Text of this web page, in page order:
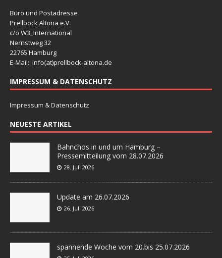
Büro und Postadresse
Prellbock Altona e.V.
c/o W3_International
Nernstweg 32
22765 Hamburg
E-Mail: info(at)prellbock-altona.de
IMPRESSUM & DATENSCHUTZ
Impressum & Datenschutz
NEUESTE ARTIKEL
Bahnchos in und um Hamburg –
Pressemitteilung vom 28.07.2026
28. Juli 2026
Update am 26.07.2026
26. Juli 2026
spannende Woche vom 20.bis 25.07.2026